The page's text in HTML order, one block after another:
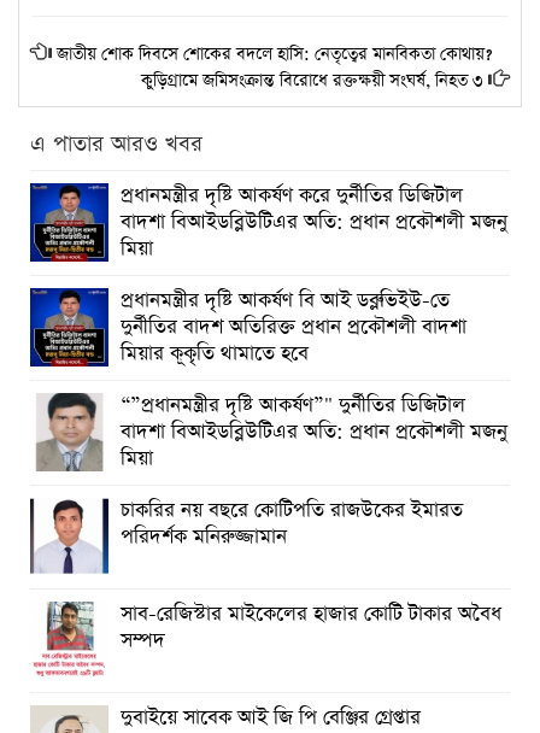
জাতীয় শোক দিবসে শোকের বদলে হাসি: নেতৃত্বের মানবিকতা কোথায়?
কুড়িগ্রামে জমিসংক্রান্ত বিরোধে রক্তক্ষয়ী সংঘর্ষ, নিহত ৩
এ পাতার আরও খবর
প্রধানমন্ত্রীর দৃষ্টি আকর্ষণ করে দুর্নীতির ডিজিটাল
বাদশা বিআইডব্লিউটিএর অতি: প্রধান প্রকৌশলী মজনু
মিয়া
প্রধানমন্ত্রীর দৃষ্টি আকর্ষণ বি আই ডব্লুভিইউ-তে
দুর্নীতির বাদশ অতিরিক্ত প্রধান প্রকৌশলী বাদশা
মিয়ার কূকৃতি থামাতে হবে
“”প্রধানমন্ত্রীর দৃষ্টি আকর্ষণ”" দুর্নীতির ডিজিটাল
বাদশা বিআইডব্লিউটিএর অতি: প্রধান প্রকৌশলী মজনু
মিয়া
চাকরির নয় বছরে কোটিপতি রাজউকের ইমারত
পরিদর্শক মনিরুজ্জামান
সাব-রেজিস্টার মাইকেলের হাজার কোটি টাকার অবৈধ
সম্পদ
দুবাইয়ে সাবেক আই জি পি বেঞ্জির গ্রেপ্তার